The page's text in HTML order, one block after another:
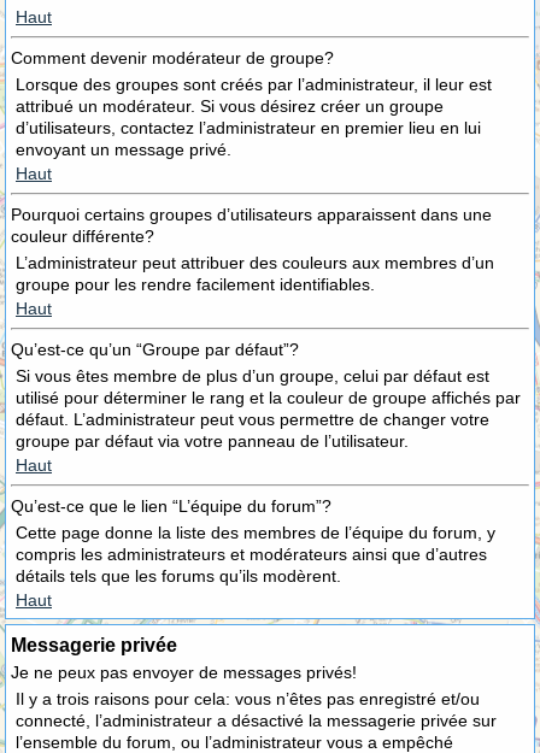
Haut
Comment devenir modérateur de groupe?
Lorsque des groupes sont créés par l’administrateur, il leur est
attribué un modérateur. Si vous désirez créer un groupe
d’utilisateurs, contactez l’administrateur en premier lieu en lui
envoyant un message privé.
Haut
Pourquoi certains groupes d’utilisateurs apparaissent dans une
couleur différente?
L’administrateur peut attribuer des couleurs aux membres d’un
groupe pour les rendre facilement identifiables.
Haut
Qu’est-ce qu’un “Groupe par défaut”?
Si vous êtes membre de plus d’un groupe, celui par défaut est
utilisé pour déterminer le rang et la couleur de groupe affichés par
défaut. L’administrateur peut vous permettre de changer votre
groupe par défaut via votre panneau de l’utilisateur.
Haut
Qu’est-ce que le lien “L’équipe du forum”?
Cette page donne la liste des membres de l’équipe du forum, y
compris les administrateurs et modérateurs ainsi que d’autres
détails tels que les forums qu’ils modèrent.
Haut
Messagerie privée
Je ne peux pas envoyer de messages privés!
Il y a trois raisons pour cela: vous n’êtes pas enregistré et/ou
connecté, l’administrateur a désactivé la messagerie privée sur
l’ensemble du forum, ou l’administrateur vous a empêché